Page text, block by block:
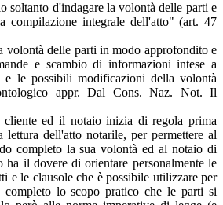
soltanto d'indagare la volontà delle parti e
compilazione integrale dell'atto" (art. 47
volontà delle parti in modo approfondito e
e scambio di informazioni intese a
e le possibili modificazioni della volontà
appr. Dal Cons. Naz. Not. Il
ed il notaio inizia di regola prima
lettura dell'atto notarile, per permettere al
completo la sua volontà ed al notaio di
ha il dovere di orientare personalmente le
e le clausole che è possibile utilizzare per
completo lo scopo pratico che le parti si